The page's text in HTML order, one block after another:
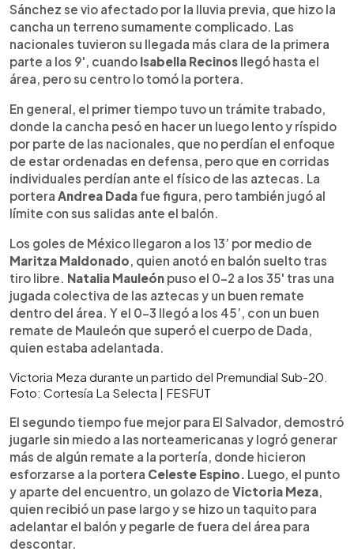
Sánchez se vio afectado por la lluvia previa, que hizo la
cancha un terreno sumamente complicado. Las
nacionales tuvieron su llegada más clara de la primera
parte a los 9', cuando Isabella Recinos llegó hasta el
área, pero su centro lo tomó la portera.
En general, el primer tiempo tuvo un trámite trabado,
donde la cancha pesó en hacer un luego lento y ríspido
por parte de las nacionales, que no perdían el enfoque
de estar ordenadas en defensa, pero que en corridas
individuales perdían ante el físico de las aztecas. La
portera Andrea Dada fue figura, pero también jugó al
límite con sus salidas ante el balón.
Los goles de México llegaron a los 13’ por medio de
Maritza Maldonado, quien anotó en balón suelto tras
tiro libre. Natalia Mauleón puso el 0-2 a los 35' tras una
jugada colectiva de las aztecas y un buen remate
dentro del área. Y el 0-3 llegó a los 45’, con un buen
remate de Mauleón que superó el cuerpo de Dada,
quien estaba adelantada.
Victoria Meza durante un partido del Premundial Sub-20.
Foto: Cortesía La Selecta | FESFUT
El segundo tiempo fue mejor para El Salvador, demostró
jugarle sin miedo a las norteamericanas y logró generar
más de algún remate a la portería, donde hicieron
esforzarse a la portera Celeste Espino. Luego, el punto
y aparte del encuentro, un golazo de Victoria Meza,
quien recibió un pase largo y se hizo un taquito para
adelantar el balón y pegarle de fuera del área para
descontar.